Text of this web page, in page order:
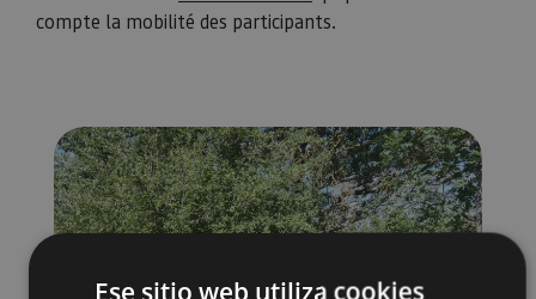
compte la mobilité des participants.
Ese sitio web utiliza cookies